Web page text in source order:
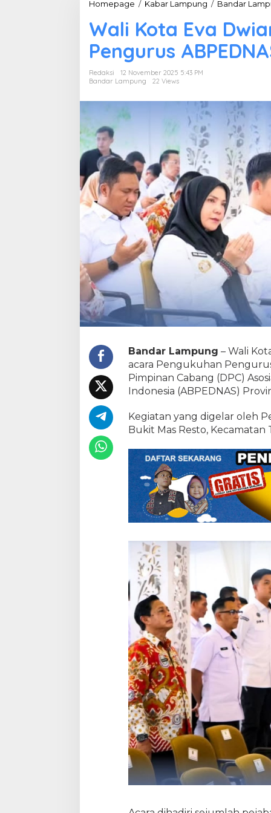
Homepage / Kabar Lampung / Bandar
Wali Kota Eva
Pengurus
Redaksi
12 November 2025 5:43 PM
Bandar Lampung
22 Views
Bandar Lampung – Wali
acara Pengukuhan
Pimpinan Cabang (DPC)
Indonesia (ABPEDNAS)
Kegiatan yang digelar oleh
Bukit Mas Resto, Kecamatan